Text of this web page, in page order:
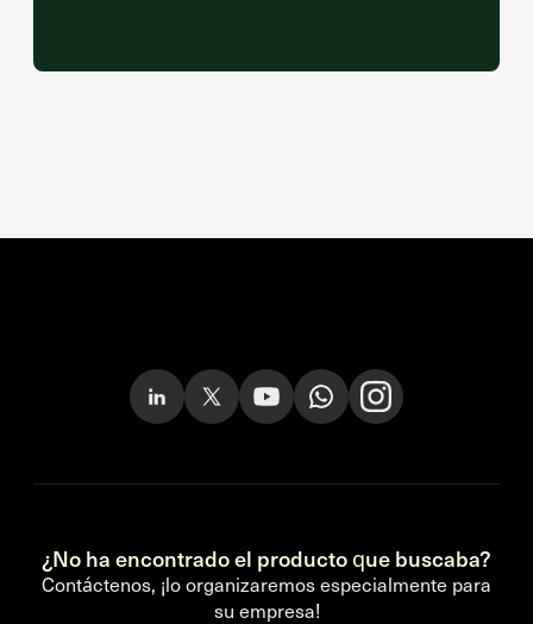
¿No ha encontrado el producto que buscaba?
Contáctenos, ¡lo organizaremos especialmente para
su empresa!